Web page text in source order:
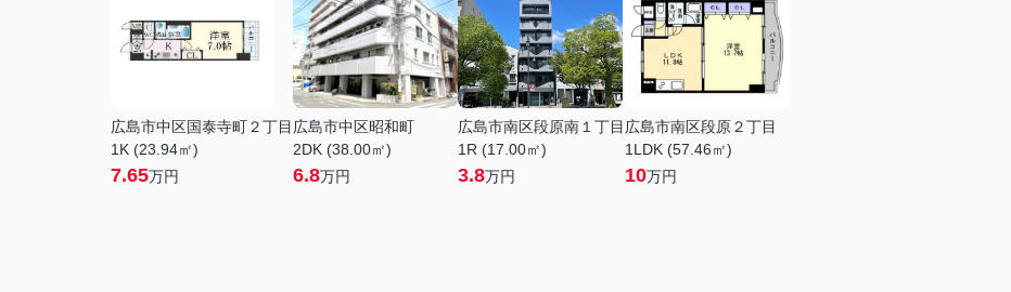
広島市中区国泰寺町２丁目
1K (23.94㎡)
7.65万円
広島市中区昭和町
2DK (38.00㎡)
6.8万円
広島市南区段原南１丁目
1R (17.00㎡)
3.8万円
広島市南区段原２丁目
1LDK (57.46㎡)
10万円